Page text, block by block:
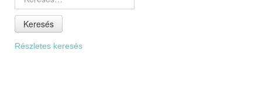
Keresés
Részletes keresés